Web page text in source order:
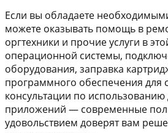
Если вы обладаете
можете оказывать помощь в
оргтехники и прочие услуги в
операционной системы,
оборудования, заправка
программного обеспечения для
консультации по
приложений — современные
удовольствием доверят вам